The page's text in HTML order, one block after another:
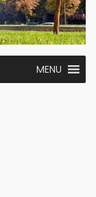
MENU